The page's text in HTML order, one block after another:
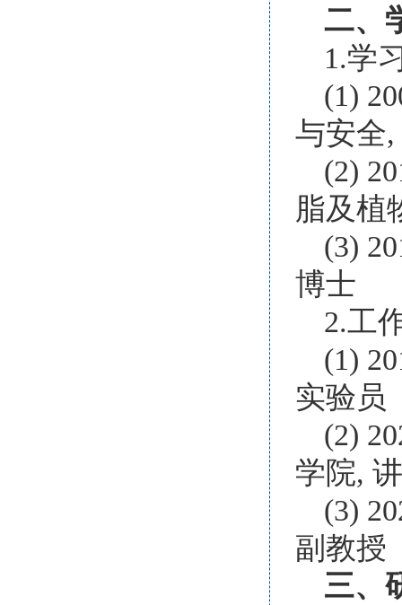
二、
1.学
(1)
与安全
(2)
脂及植
(3)
博士
2.工
(1)
实验员
(2)
学院,
(3)
副教授
三、